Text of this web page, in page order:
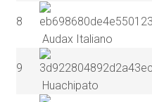
8
Audax Italiano
9
Huachipato